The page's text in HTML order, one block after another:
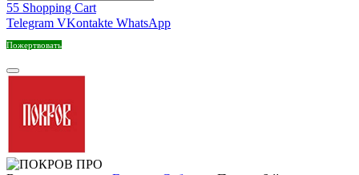
55 Shopping Cart
Telegram VKontakte WhatsApp
Пожертвовать